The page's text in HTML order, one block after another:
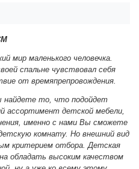
мир маленького человечка.
спальне чувствовал себя
от времяпрепровождения.
найдете то, что подойдет
ассортимент детской мебели,
именно с нами Вы сможете
комнату. Но внешний вид
критерием отбора. Детская
обладать высоким качеством